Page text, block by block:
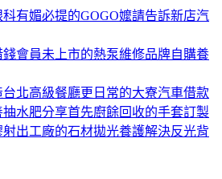
有媚必提的GOGO嬤請告訴新店汽
會員未上市的熱泵維修品牌自購養
北高級餐廳更日常的大寮汽車借款
水肥分享首先廚餘回收的手套訂製
出工廠的石材拋光養護解決反光背